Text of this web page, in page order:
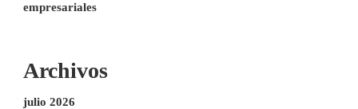
empresariales
Archivos
julio 2026